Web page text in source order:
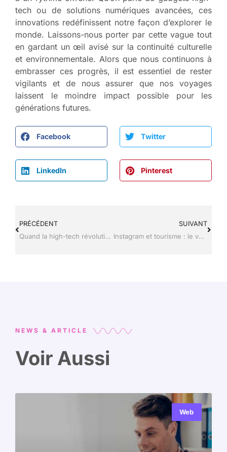
tech ou de solutions numériques avancées, ces
innovations redéfinissent notre façon d’explorer le
monde. Laissons-nous porter par cette vague tout
en gardant un œil avisé sur la continuité culturelle
et environnementale. Alors que nous continuons à
embrasser ces progrès, il est essentiel de rester
vigilants et de nous assurer que nos voyages
laissent le moindre impact possible pour les
générations futures.
Facebook Twitter
LinkedIn Pinterest
PRÉCÉDENT
Quand la high-tech révolutionne le tourisme : stratégies réseaux sociaux incontournables
SUIVANT
Instagram et tourisme : le voyage immersif à l’ère du numérique
NEWS & ARTICLE
Voir Aussi
Web